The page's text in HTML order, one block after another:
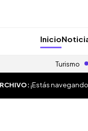
Inicio
Turismo
¡Estás